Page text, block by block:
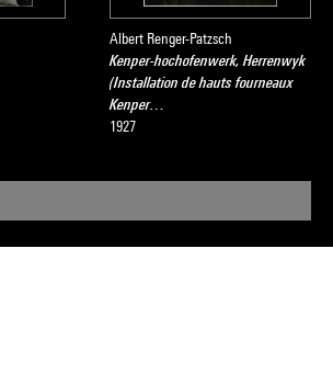
Albert Renger-Patzsch
Kenper-hochofenwerk, Herrenwyk
(Installation de hauts fourneaux
Kenper…
1927